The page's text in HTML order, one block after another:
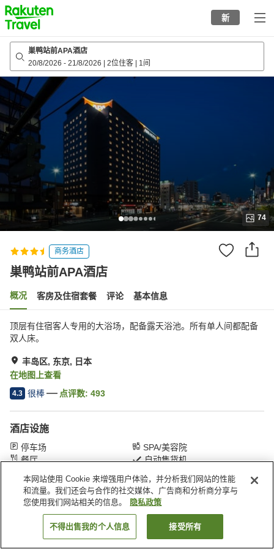
to
top
page
新
巣鸭站前APA酒店
20/8/2026 - 21/8/2026 2位住客 1间
74
商务酒店
巣鸭站前APA酒店
概况 客房及住宿套餐 评论 基本信息
顶层有住宿客人专用的大浴场，配备露天浴池。所有单人间都配备
双人床。
丰岛区, 东京, 日本
在地图上查看
4.3 很棒 点评数: 493
酒店设施
停车场
SPA/美容院
餐厅
自动售货机
首页 日本 东京 丰岛区 巣鸭站前APA酒店
搜索客房
本网站使用 Cookie 来增强用户体验，并分析我们网站的性能
和流量。我们还会与合作的社交媒体、广告商和分析商分享与
您使用我们网站相关的信息。
隐私政策
不得出售我的个人信息 接受所有